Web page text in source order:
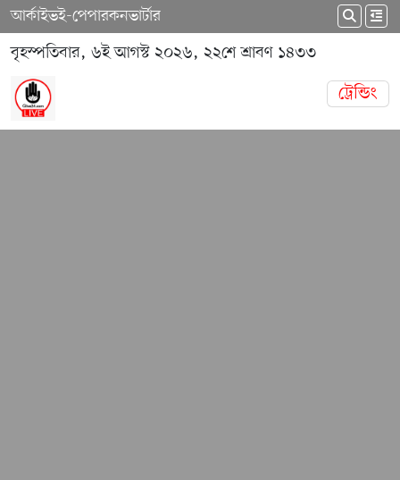
আর্কাইভই-পেপারকনভার্টার
বৃহস্পতিবার, ৬ই আগস্ট ২০২৬, ২২শে শ্রাবণ ১৪৩৩
ট্রেন্ডিং